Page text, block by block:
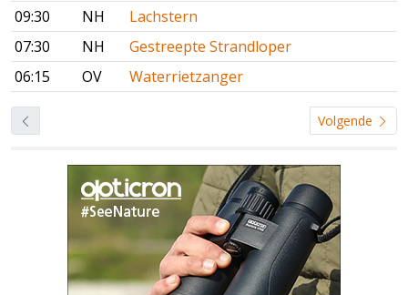
09:30
NH
Lachstern
07:30
NH
Gestreepte Strandloper
06:15
OV Waterrietzanger
Volgende